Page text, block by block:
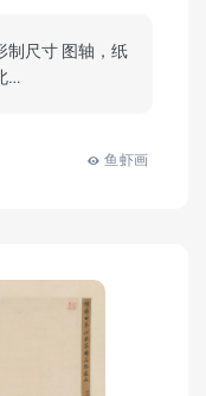
制尺寸 图轴，纸
…
鱼虾画